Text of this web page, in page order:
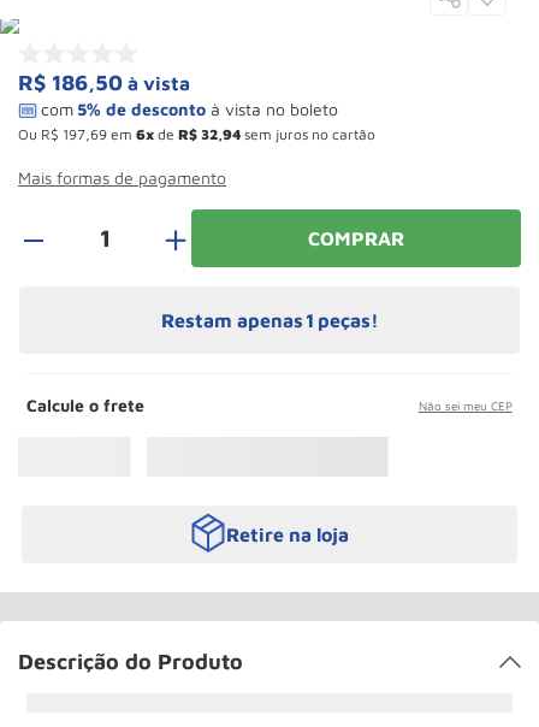
R$ 186,50 à vista
Ou R$ 197 69 em 6 de R$ 32 94 sem juros no cartão
Mais formas de pagamento
＋ COMPRAR
Restam apenas 1 peças!
Calcule o frete Não sei meu CEP
Retire na loja
Descrição do Produto
7 Macaco
8º Talha